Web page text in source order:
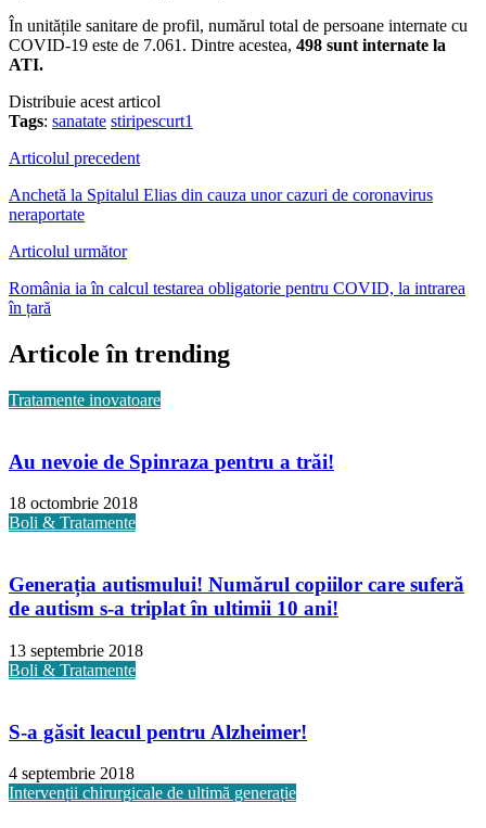
În unitățile sanitare de profil, numărul total de persoane internate cu
COVID-19 este de 7.061. Dintre acestea, 498 sunt internate la
ATI.
Distribuie acest articol
Tags: sanatate stiripescurt1
Articolul precedent
Anchetă la Spitalul Elias din cauza unor cazuri de coronavirus
neraportate
Articolul următor
România ia în calcul testarea obligatorie pentru COVID, la intrarea
în țară
Articole în trending
Tratamente inovatoare
Au nevoie de Spinraza pentru a trăi!
18 octombrie 2018
Boli & Tratamente
Generația autismului! Numărul copiilor care suferă
de autism s-a triplat în ultimii 10 ani!
13 septembrie 2018
Boli & Tratamente
S-a găsit leacul pentru Alzheimer!
4 septembrie 2018
Intervenții chirurgicale de ultimă generație